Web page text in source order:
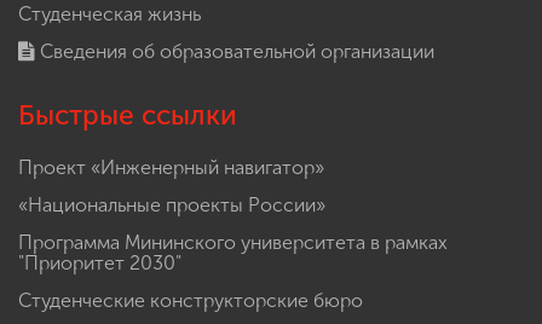
Студенческая жизнь
Сведения об образовательной организации
Быстрые ссылки
Проект «Инженерный навигатор»
«Национальные проекты России»
Программа Мининского университета в рамках
"Приоритет 2030"
Студенческие конструкторские бюро